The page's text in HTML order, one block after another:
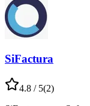
SiFactura
4.8 / 5(2)